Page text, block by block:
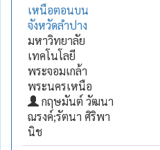
เหนือตอนบน
จังหวัดลำปาง
มหาวิทยาลัย
เทคโนโลยี
พระจอมเกล้า
พระนครเหนือ
กฤษมันต์ วัฒนา
ณรงค์;รัตนา ศิริพา
นิช